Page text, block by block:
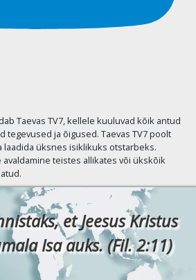
Taevas TV7, kellele kuuluvad kõik antud
tegevused ja õigused. Taevas TV7 poolt
laadida üksnes isiklikuks otstarbeks.
avaldamine teistes allikates või ükskõik
et Jeesus Kristus
Isa auks. (Fil. 2:11)